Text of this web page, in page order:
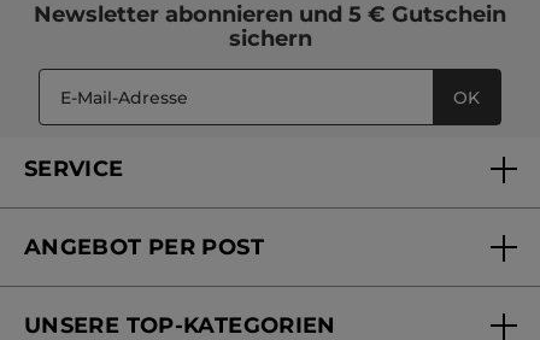
Newsletter abonnieren und 5 € Gutschein
sichern
OK
SERVICE
Mein Konto
ANGEBOT PER POST
UNSERE TOP-KATEGORIEN